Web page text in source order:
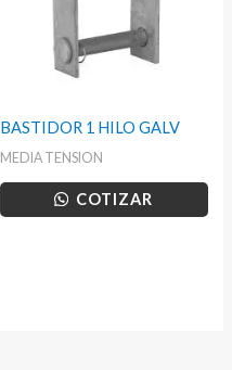
BASTIDOR 1 HILO GALV
MEDIA TENSION
COTIZAR